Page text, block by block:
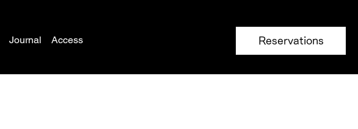
Journal Access Reservations